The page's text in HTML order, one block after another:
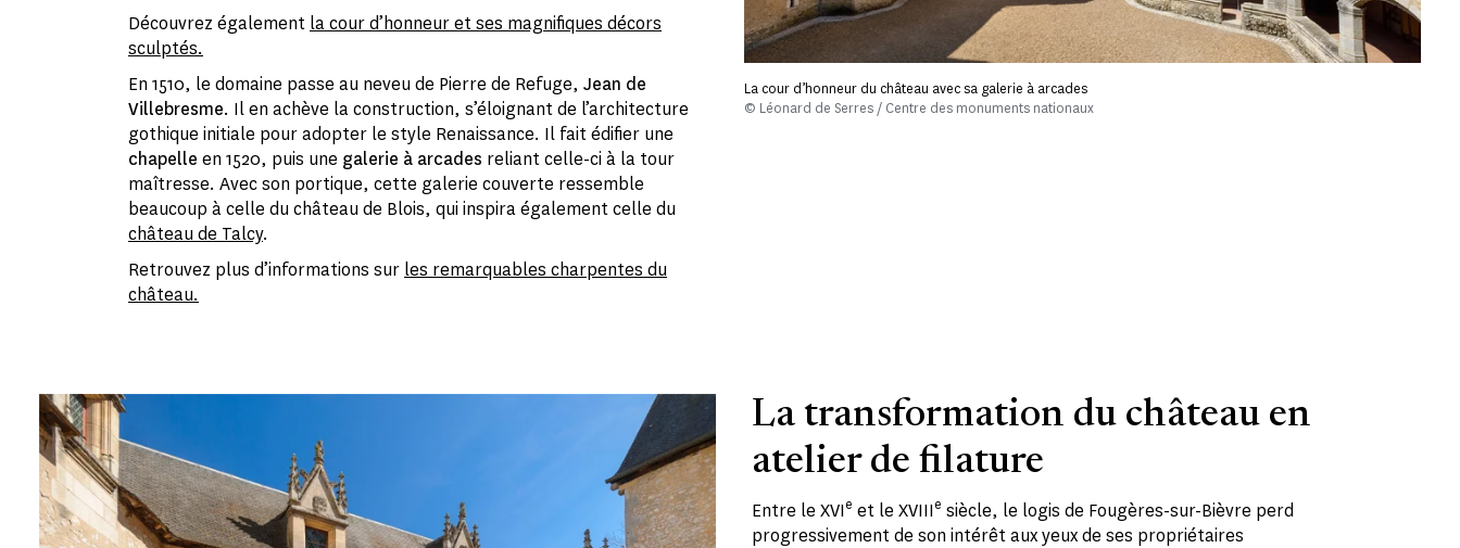
Découvrez également la cour d’honneur et ses magnifiques décors
sculptés.
En 1510, le domaine passe au neveu de Pierre de Refuge, Jean de
Villebresme. Il en achève la construction, s’éloignant de l’architecture
gothique initiale pour adopter le style Renaissance. Il fait édifier une
chapelle en 1520, puis une galerie à arcades reliant celle-ci à la tour
maîtresse. Avec son portique, cette galerie couverte ressemble
beaucoup à celle du château de Blois, qui inspira également celle du
château de Talcy.
Retrouvez plus d’informations sur les remarquables charpentes du
château.
La cour d’honneur du château avec sa galerie à arcades
© Léonard de Serres / Centre des monuments nationaux
La transformation du château en
atelier de filature
Entre le XVIe et le XVIIIe siècle, le logis de Fougères-sur-Bièvre perd
progressivement de son intérêt aux yeux de ses propriétaires